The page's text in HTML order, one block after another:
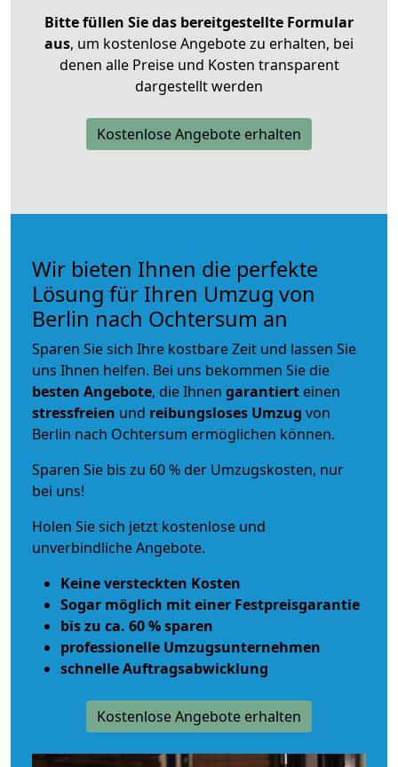
Bitte füllen Sie das bereitgestellte Formular
aus, um kostenlose Angebote zu erhalten, bei
denen alle Preise und Kosten transparent
dargestellt werden
Kostenlose Angebote erhalten
Wir bieten Ihnen die perfekte
Lösung für Ihren Umzug von
Berlin nach Ochtersum an
Sparen Sie sich Ihre kostbare Zeit und lassen Sie
uns Ihnen helfen. Bei uns bekommen Sie die
besten Angebote, die Ihnen garantiert einen
stressfreien und reibungsloses Umzug von
Berlin nach Ochtersum ermöglichen können.
Sparen Sie bis zu 60 % der Umzugskosten, nur
bei uns!
Holen Sie sich jetzt kostenlose und
unverbindliche Angebote.
Keine versteckten Kosten
Sogar möglich mit einer Festpreisgarantie
bis zu ca. 60 % sparen
professionelle Umzugsunternehmen
schnelle Auftragsabwicklung
Kostenlose Angebote erhalten